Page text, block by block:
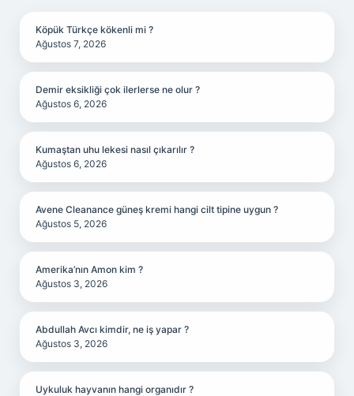
Köpük Türkçe kökenli mi ?
Ağustos 7, 2026
Demir eksikliği çok ilerlerse ne olur ?
Ağustos 6, 2026
Kumaştan uhu lekesi nasıl çıkarılır ?
Ağustos 6, 2026
Avene Cleanance güneş kremi hangi cilt tipine uygun ?
Ağustos 5, 2026
Amerika’nın Amon kim ?
Ağustos 3, 2026
Abdullah Avcı kimdir, ne iş yapar ?
Ağustos 3, 2026
Uykuluk hayvanın hangi organıdır ?